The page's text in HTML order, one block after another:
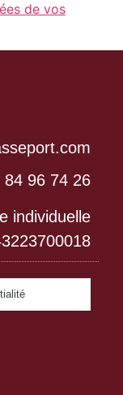
de vos
84 96 74 26
individuelle